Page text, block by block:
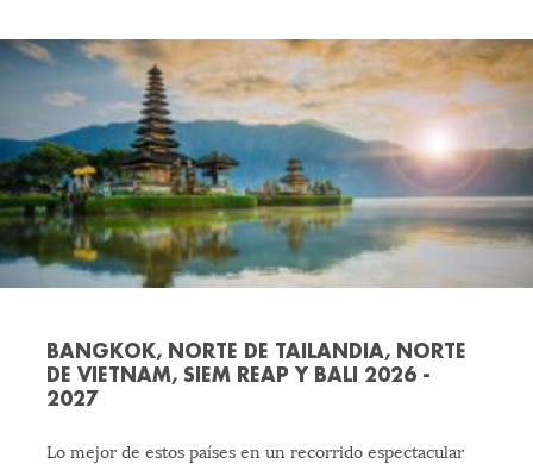
BANGKOK, NORTE DE TAILANDIA, NORTE
DE VIETNAM, SIEM REAP Y BALI 2026 -
2027
Lo mejor de estos países en un recorrido espectacular